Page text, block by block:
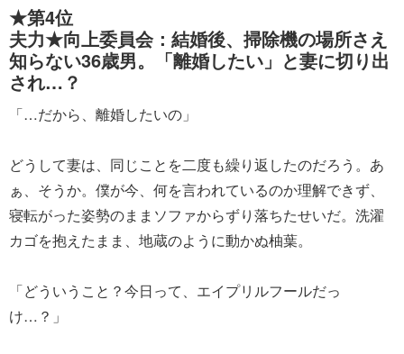
★第4位
夫力★向上委員会：結婚後、掃除機の場所さえ
知らない36歳男。「離婚したい」と妻に切り出
され…？
「…だから、離婚したいの」
どうして妻は、同じことを二度も繰り返したのだろう。あ
ぁ、そうか。僕が今、何を言われているのか理解できず、
寝転がった姿勢のままソファからずり落ちたせいだ。洗濯
カゴを抱えたまま、地蔵のように動かぬ柚葉。
「どういうこと？今日って、エイプリルフールだっ
け…？」